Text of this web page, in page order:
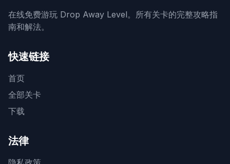
在线免费游玩 Drop Away Level。所有关卡的完整攻略指
南和解法。
快速链接
首页
全部关卡
下载
法律